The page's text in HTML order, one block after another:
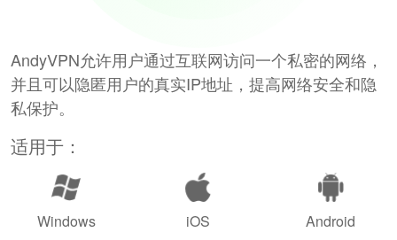
AndyVPN允许用户通过互联网访问一个私密的网络，
并且可以隐匿用户的真实IP地址，提高网络安全和隐
私保护。
适用于：
Windows iOS Android